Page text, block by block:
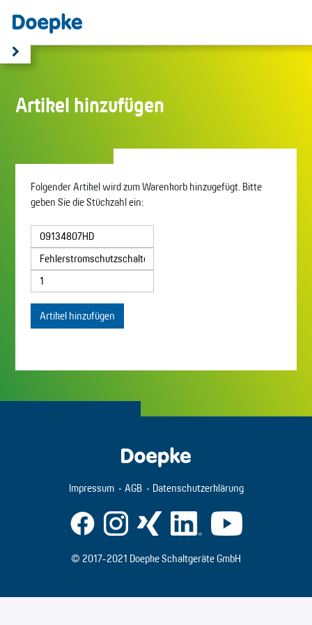
Artikel hinzufügen
Folgender Artikel wird zum Warenkorb hinzugefügt. Bitte
geben Sie die Stückzahl ein:
Artikel hinzufügen
Impressum AGB Datenschutzerklärung
© 2017-2021 Doepke Schaltgeräte GmbH